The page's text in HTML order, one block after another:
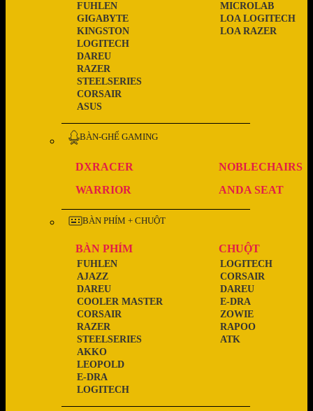
ASUS
CORSAIR
STEELSERIES
RAZER
DAREU
LOGITECH
KINGSTON
GIGABYTE
FUHLEN
LOA RAZER
LOA LOGITECH
MICROLAB
BÀN-GHẾ GAMING
DXRACER
NOBLECHAIRS
WARRIOR
ANDA SEAT
BÀN PHÍM + CHUỘT
BÀN PHÍM
LOGITECH
E-DRA
LEOPOLD
AKKO
STEELSERIES
RAZER
CORSAIR
COOLER MASTER
DAREU
AJAZZ
FUHLEN
CHUỘT
ATK
RAPOO
ZOWIE
E-DRA
DAREU
CORSAIR
LOGITECH